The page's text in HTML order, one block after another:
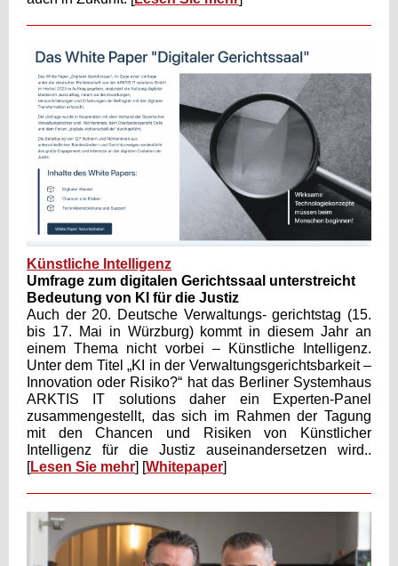
Künstliche Intelligenz
Umfrage zum digitalen Gerichtssaal unterstreicht
Bedeutung von KI für die Justiz
Auch der 20. Deutsche Verwaltungs- gerichtstag (15.
bis 17. Mai in Würzburg) kommt in diesem Jahr an
einem Thema nicht vorbei – Künstliche Intelligenz.
Unter dem Titel „KI in der Verwaltungsgerichtsbarkeit –
Innovation oder Risiko?“ hat das Berliner Systemhaus
ARKTIS IT solutions daher ein Experten-Panel
zusammengestellt, das sich im Rahmen der Tagung
mit den Chancen und Risiken von Künstlicher
Intelligenz für die Justiz auseinandersetzen wird..
[Lesen Sie mehr] [Whitepaper]